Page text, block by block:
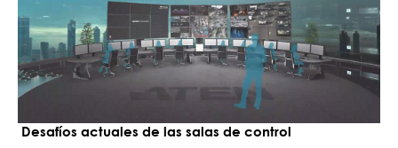
Desafíos actuales de las salas de control